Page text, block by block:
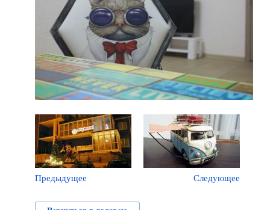
Предыдущее Следующее